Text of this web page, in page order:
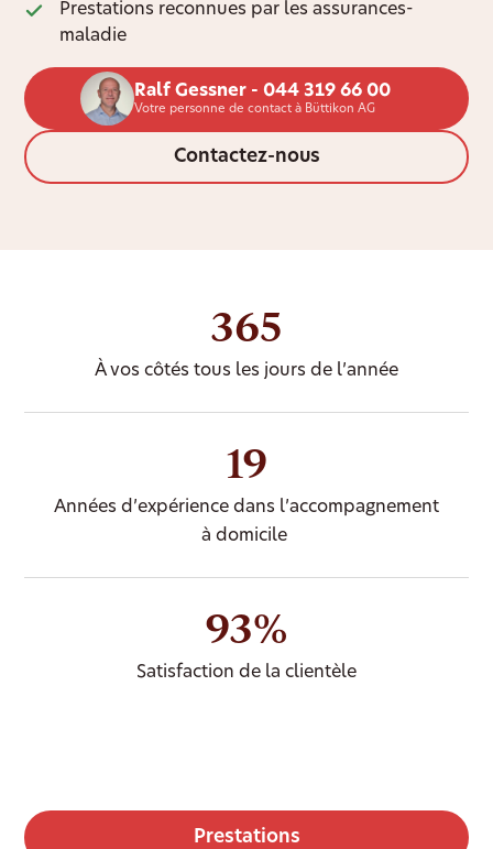
Prestations reconnues par les assurances-
maladie
Ralf Gessner - 044 319 66 00
Votre personne de contact à Büttikon AG
Contactez-nous
365
À vos côtés tous les jours de l’année
19
Années d’expérience dans l’accompagnement
à domicile
93%
Satisfaction de la clientèle
Prestations